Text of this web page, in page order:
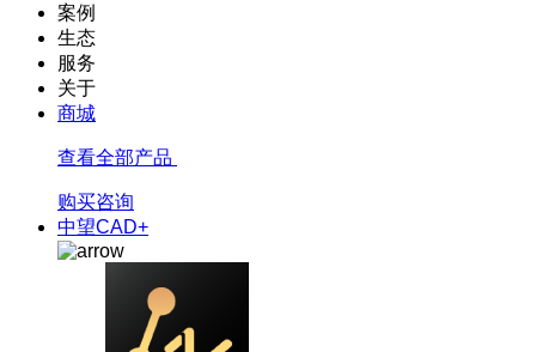
案例
生态
服务
关于
商城
查看全部产品
购买咨询
中望CAD+